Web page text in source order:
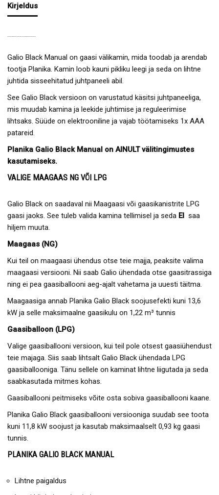
Kirjeldus
Galio Black Manual on gaasi välikamin, mida toodab ja arendab
tootja Planika. Kamin loob kauni pikliku leegi ja seda on lihtne
juhtida sisseehitatud juhtpaneeli abil.
See Galio Black versioon on varustatud käsitsi juhtpaneeliga,
mis muudab kamina ja leekide juhtimise ja reguleerimise
lihtsaks. Süüde on elektrooniline ja vajab töötamiseks 1x AAA
patareid.
Planika Galio Black Manual on AINULT välitingimustes
kasutamiseks.
VALIGE MAAGAAS NG VÕI LPG
Galio Black on saadaval nii Maagaasi või gaasikanistrite LPG
gaasi jaoks. See tuleb valida kamina tellimisel ja seda EI saa
hiljem muuta.
Maagaas (NG)
Kui teil on maagaasi ühendus otse teie majja, peaksite valima
maagaasi versiooni. Nii saab Galio ühendada otse gaasitrassiga
ning ei pea gaasiballooni aeg-ajalt vahetama ja uuesti täitma.
Maagaasiga annab Planika Galio Black soojusefekti kuni 13,6
kW ja selle maksimaalne gaasikulu on 1,22 m³ tunnis
Gaasiballoon (LPG)
Valige gaasiballooni versioon, kui teil pole otsest gaasiühendust
teie majaga. Siis saab lihtsalt Galio Black ühendada LPG
gaasiballooniga. Tänu sellele on kaminat lihtne liigutada ja seda
saabkasutada mitmes kohas.
Gaasiballooni peitmiseks võite osta sobiva gaasiballooni kaane.
Planika Galio Black gaasiballooni versiooniga suudab see toota
kuni 11,8 kW soojust ja kasutab maksimaalselt 0,93 kg gaasi
tunnis.
PLANIKA GALIO BLACK MANUAL
Lihtne paigaldus